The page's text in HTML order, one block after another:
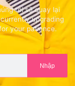
tôi sẽ quay lại
upgrading
your patience.
Nhập